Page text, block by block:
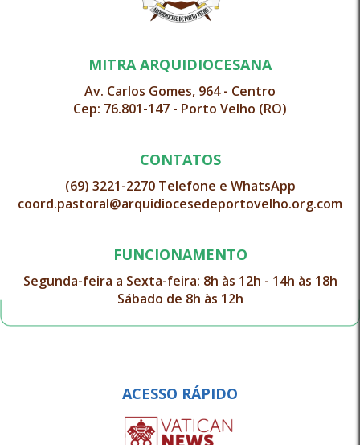
MITRA ARQUIDIOCESANA
Av. Carlos Gomes, 964 - Centro
Cep: 76.801-147 - Porto Velho (RO)
CONTATOS
(69) 3221-2270 Telefone e WhatsApp
coord.pastoral@arquidiocesedeportovelho.org.com
FUNCIONAMENTO
Segunda-feira a Sexta-feira: 8h às 12h - 14h às 18h
Sábado de 8h às 12h
ACESSO RÁPIDO